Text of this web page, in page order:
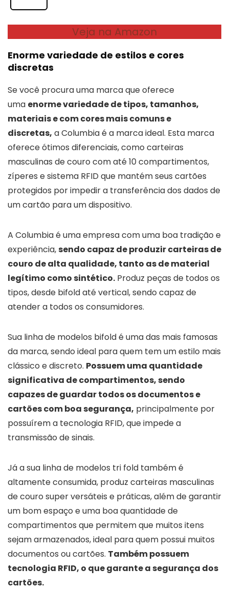
Veja na Amazon
Enorme variedade de estilos e cores
discretas
Se você procura uma marca que oferece
uma enorme variedade de tipos, tamanhos,
materiais e com cores mais comuns e
discretas, a Columbia é a marca ideal. Esta marca
oferece ótimos diferenciais, como carteiras
masculinas de couro com até 10 compartimentos,
zíperes e sistema RFID que mantém seus cartões
protegidos por impedir a transferência dos dados de
um cartão para um dispositivo.
A Columbia é uma empresa com uma boa tradição e
experiência,sendo capaz de produzir carteiras de
couro de alta qualidade, tanto as de material
legítimo como sintético. Produz peças de todos os
tipos, desde bifold até vertical, sendo capaz de
atender a todos os consumidores.
Sua linha de modelos bifold é uma das mais famosas
da marca, sendo ideal para quem tem um estilo mais
clássico e discreto. Possuem uma quantidade
significativa de compartimentos, sendo
capazes de guardar todos os documentos e
cartões com boa segurança, principalmente por
possuírem a tecnologia RFID, que impede a
transmissão de sinais.
Já a sua linha de modelos tri fold também é
altamente consumida, produz carteiras masculinas
de couro super versáteis e práticas, além de garantir
um bom espaço e uma boa quantidade de
compartimentos que permitem que muitos itens
sejam armazenados, ideal para quem possui muitos
documentos ou cartões. Também possuem
tecnologia RFID, o que garante a segurança dos
cartões.